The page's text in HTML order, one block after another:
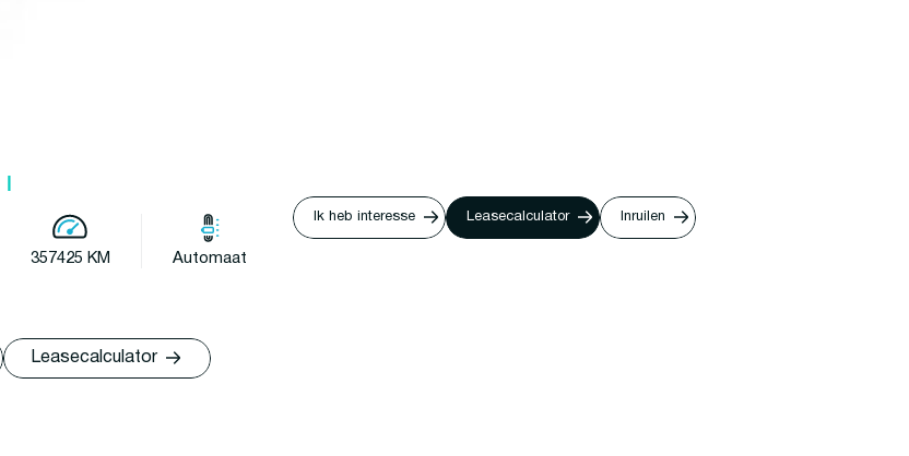
l
357425 KM Automaat
Ik heb interesse Leasecalculator Inruilen
Leasecalculator